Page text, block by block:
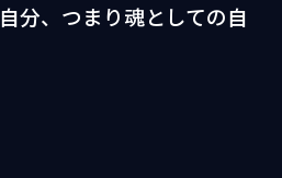
分、つまり魂としての自